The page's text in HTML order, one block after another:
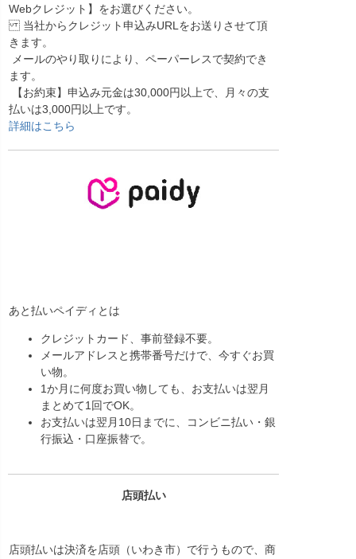
Webクレジット】をお選びください。
当社からクレジット申込みURLをお送りさせて頂
きます。
メールのやり取りにより、ペーパーレスで契約でき
ます。
【お約束】申込み元金は30,000円以上で、月々の支
払いは3,000円以上です。
詳細はこちら
あと払いペイディとは
クレジットカード、事前登録不要。
メールアドレスと携帯番号だけで、今すぐお買
い物。
1か月に何度お買い物しても、お支払いは翌月
まとめて1回でOK。
お支払いは翌月10日までに、コンビニ払い・銀
行振込・口座振替で。
店頭払い
店頭払いは決済を店頭（いわき市）で行うもので、商